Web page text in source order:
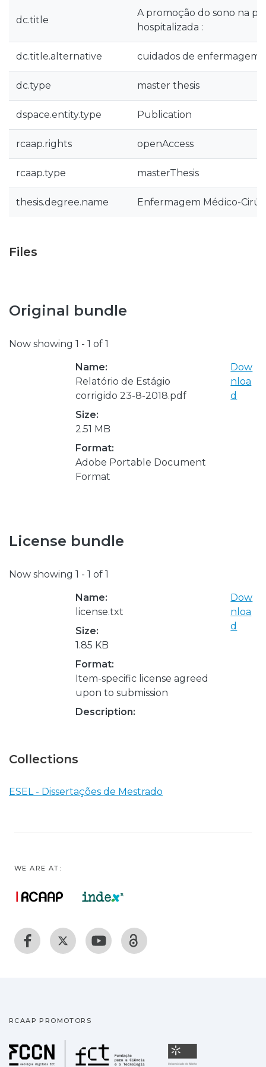
dc.title
A promoção do sono na
hospitalizada :
dc.title.alternative cuidados de enfermagem
dc.type master thesis
dspace.entity.type Publication
rcaap.rights openAccess
rcaap.type masterThesis
thesis.degree.name Enfermagem Médico-
Files
Original bundle
Now showing 1 - 1 of 1
Name:
Relatório de Estágio
corrigido 23-8-2018.pdf
Size:
2.51 MB
Format:
Adobe Portable Document
Format
Dow
nloa
d
License bundle
Now showing 1 - 1 of 1
Name:
license.txt
Size:
1.85 KB
Format:
Item-specific license agreed
upon to submission
Description:
Dow
nloa
d
Collections
ESEL - Dissertações de Mestrado
WE ARE AT:
RCAAP PROMOTORS
Fundação para a